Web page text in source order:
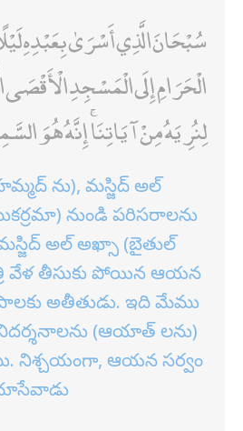
سُبْحَانَ الَّذِي أَسْرَىٰ بِعَبْدِهِ
الْحَرَامِ إِلَى الْمَسْجِدِ
لِنُرِيَهُ مِنْ آيَاتِنَا ۚ إِنَّهُ هُوَ
ను), మస్జిద్ అల్
నుండి పరిసరాలను
అల్ అఖ్సా (బైతుల్
వేళ తీసుకు పోయిన ఆయన
అతీతుడు. ఇది మేము
(ఆయాత్ లను)
నిశ్చయంగా, ఆయన సర్వం